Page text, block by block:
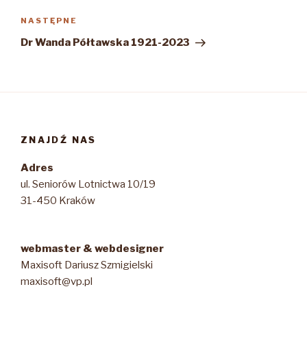
Następny
wpis
NASTĘPNE
Dr Wanda Półtawska 1921-2023
ZNAJDŹ NAS
Adres
ul. Seniorów Lotnictwa 10/19
31-450 Kraków
webmaster & webdesigner
Maxisoft Dariusz Szmigielski
maxisoft@vp.pl